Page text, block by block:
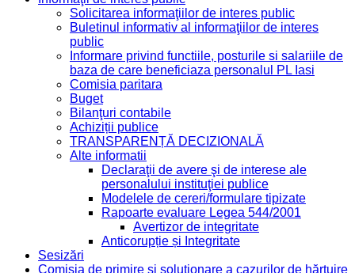
Solicitarea informaţiilor de interes public
Buletinul informativ al informaţiilor de interes
public
Informare privind functiile, posturile si salariile de
baza de care beneficiaza personalul PL Iasi
Comisia paritara
Buget
Bilanţuri contabile
Achiziții publice
TRANSPARENȚĂ DECIZIONALĂ
Alte informatii
Declaraţii de avere şi de interese ale
personalului instituţiei publice
Modelele de cereri/formulare tipizate
Rapoarte evaluare Legea 544/2001
Avertizor de integritate
Anticorupție și Integritate
Sesizări
Comisia de primire și soluționare a cazurilor de hărțuire